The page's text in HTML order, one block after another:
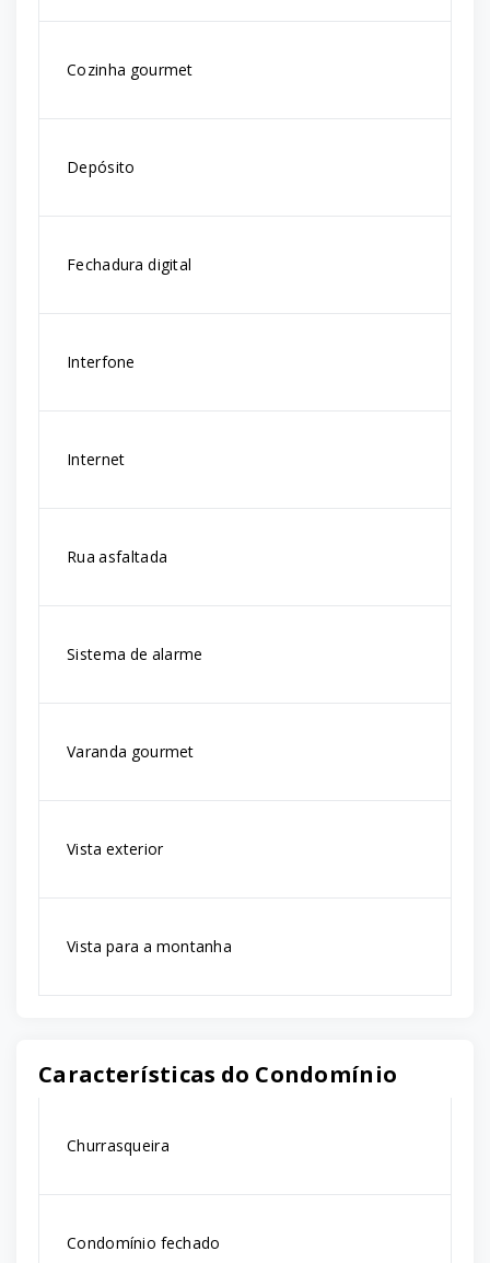
Cozinha gourmet
Depósito
Fechadura digital
Interfone
Internet
Rua asfaltada
Sistema de alarme
Varanda gourmet
Vista exterior
Vista para a montanha
Características do Condomínio
Churrasqueira
Condomínio fechado